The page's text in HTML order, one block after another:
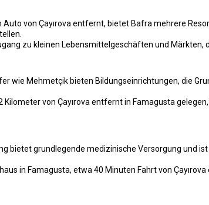
von Çayırova entfernt, bietet Bafra mehrere
zu kleinen Lebensmittelgeschäften und
wie Mehmetçik bieten Bildungseinrichtungen, die
Kilometer von Çayırova entfernt in Famagusta
bietet grundlegende medizinische Versorgung und
in Famagusta, etwa 40 Minuten Fahrt von